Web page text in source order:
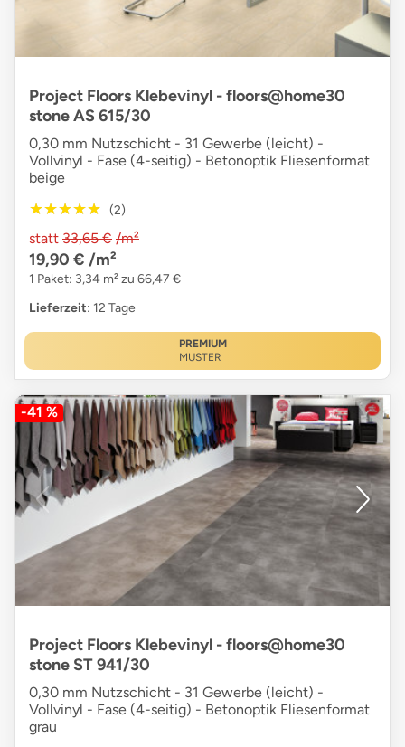
Project Floors Klebevinyl - floors@home30
stone AS 615/30
0,30 mm Nutzschicht - 31 Gewerbe (leicht) -
Vollvinyl - Fase (4-seitig) - Betonoptik Fliesenformat
beige
★★★★★
★★★★★ (2)
statt 33,65 € /m²
19,90 € /m²
1 Paket: 3,34 m² zu 66,47 €
Lieferzeit: 12 Tage
PREMIUM
MUSTER
-41 %
Project Floors Klebevinyl - floors@home30
stone ST 941/30
0,30 mm Nutzschicht - 31 Gewerbe (leicht) -
Vollvinyl - Fase (4-seitig) - Betonoptik Fliesenformat
grau